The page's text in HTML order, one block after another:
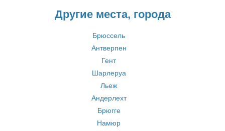
Другие места, города
Брюссель
Антверпен
Гент
Шарлеруа
Льеж
Андерлехт
Брюгге
Намюр